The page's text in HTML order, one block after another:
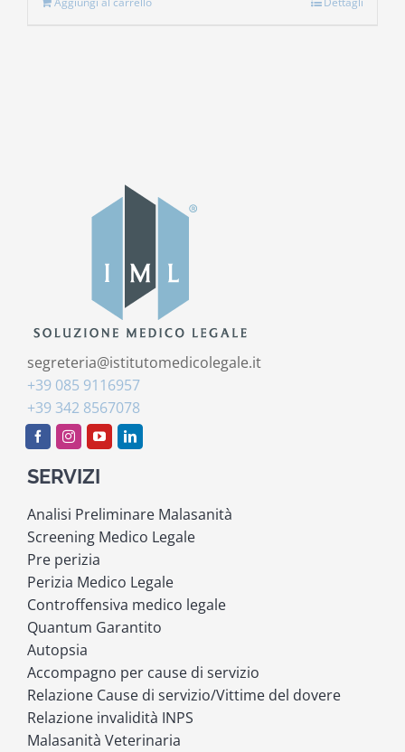
segreteria@istitutomedicolegale.it
+39 085 9116957
+39 342 8567078
SERVIZI
Analisi Preliminare Malasanità
Screening Medico Legale
Pre perizia
Perizia Medico Legale
Controffensiva medico legale
Quantum Garantito
Autopsia
Accompagno per cause di servizio
Relazione Cause di servizio/Vittime del dovere
Relazione invalidità INPS
Malasanità Veterinaria